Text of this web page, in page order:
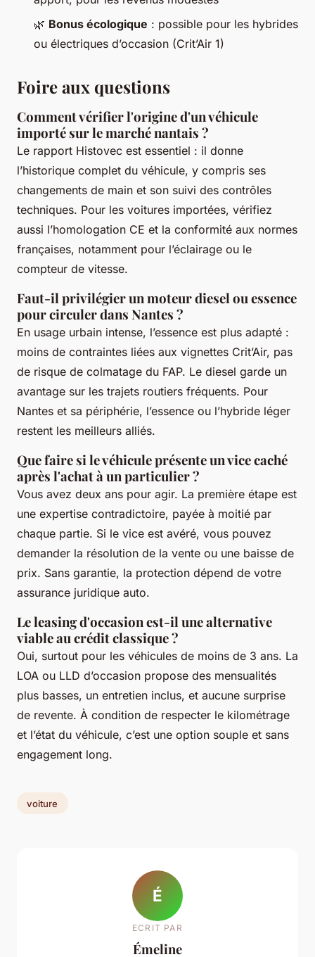
🌿 Bonus écologique : possible pour les hybrides
ou électriques d’occasion (Crit’Air 1)
Foire aux questions
Comment vérifier l'origine d'un véhicule
importé sur le marché nantais ?
Le rapport Histovec est essentiel : il donne
l’historique complet du véhicule, y compris ses
changements de main et son suivi des contrôles
techniques. Pour les voitures importées, vérifiez
aussi l’homologation CE et la conformité aux normes
françaises, notamment pour l’éclairage ou le
compteur de vitesse.
Faut-il privilégier un moteur diesel ou essence
pour circuler dans Nantes ?
En usage urbain intense, l’essence est plus adapté :
moins de contraintes liées aux vignettes Crit’Air, pas
de risque de colmatage du FAP. Le diesel garde un
avantage sur les trajets routiers fréquents. Pour
Nantes et sa périphérie, l’essence ou l’hybride léger
restent les meilleurs alliés.
Que faire si le véhicule présente un vice caché
après l'achat à un particulier ?
Vous avez deux ans pour agir. La première étape est
une expertise contradictoire, payée à moitié par
chaque partie. Si le vice est avéré, vous pouvez
demander la résolution de la vente ou une baisse de
prix. Sans garantie, la protection dépend de votre
assurance juridique auto.
Le leasing d'occasion est-il une alternative
viable au crédit classique ?
Oui, surtout pour les véhicules de moins de 3 ans. La
LOA ou LLD d’occasion propose des mensualités
plus basses, un entretien inclus, et aucune surprise
de revente. À condition de respecter le kilométrage
et l’état du véhicule, c’est une option souple et sans
engagement long.
voiture
É
ECRIT PAR
Émeline